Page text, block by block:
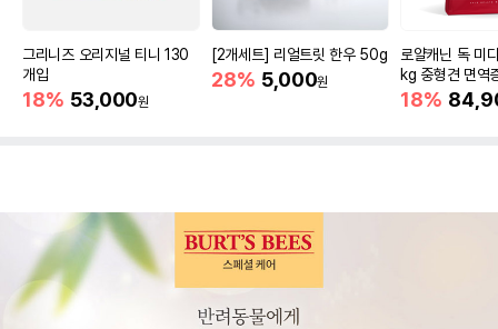
그리니즈 오리지널 티니 130
개입
18% 53,000원
[2개세트] 리얼트릿 한우 50g
28% 5,000원
로얄캐닌 독 미
kg 중형견 면역
18%